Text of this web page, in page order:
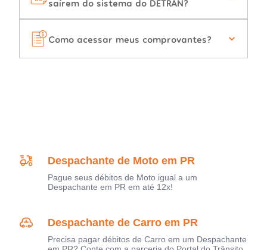
saírem do sistema do DETRAN?
Como acessar meus comprovantes?
Despachante de Moto em PR
Pague seus débitos de Moto igual a um
Despachante em PR em até 12x!
Despachante de Carro em PR
Precisa pagar débitos de Carro em um Despachante